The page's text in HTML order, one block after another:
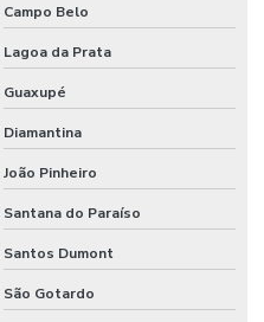
Campo Belo
Lagoa da Prata
Guaxupé
Diamantina
João Pinheiro
Santana do Paraíso
Santos Dumont
São Gotardo